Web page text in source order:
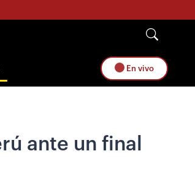
En vivo
ante un final